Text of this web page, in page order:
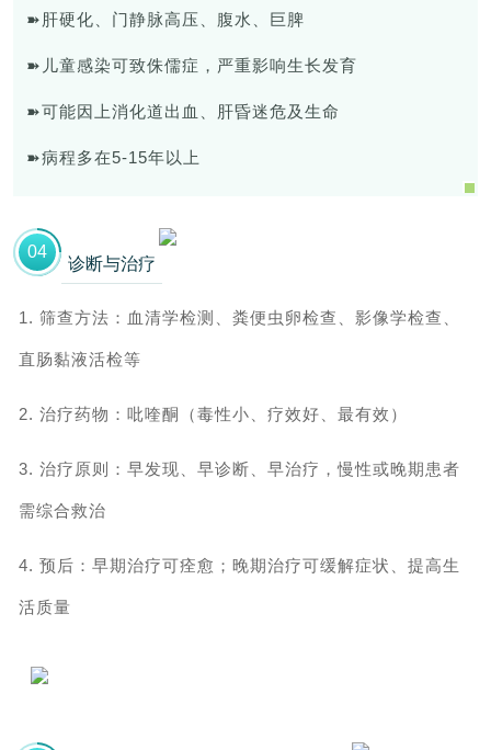
➽肝硬化、门静脉高压、腹水、巨脾
➽儿童感染可致侏儒症，严重影响生长发育
➽可能因上消化道出血、肝昏迷危及生命
➽病程多在5-15年以上
04
诊断与治疗
1. 筛查方法： 血清学检测、粪便虫卵检查、影像学检查、
直肠黏液活检等
2. 治疗药物： 吡喹酮（毒性小、疗效好、最有效）
3. 治疗原则： 早发现、早诊断、早治疗，慢性或晚期患者
需综合救治
4. 预后： 早期治疗可痊愈；晚期治疗可缓解症状、提高生
活质量